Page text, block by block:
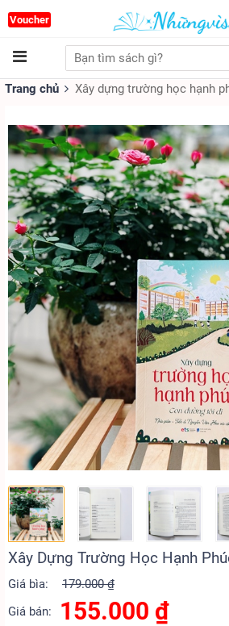
Voucher
Trang chủ Xây dựng trường học hạnh
Xây Dựng Trường Học Hạnh
Giá bìa:
179.000 ₫
Giá bán:
155.000 ₫